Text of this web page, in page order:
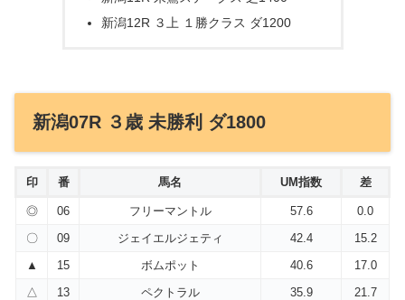
新潟12R ３上 １勝クラス ダ1200
新潟07R ３歳 未勝利 ダ1800
印 番 馬名 UM指数 差
◎ 06 フリーマントル 57.6
0.0
〇
09 ジェイエルジェティ 42.4
15.2
▲
15 ボムポット 40.6
17.0
△
13 ペクトラル 35.9
21.7